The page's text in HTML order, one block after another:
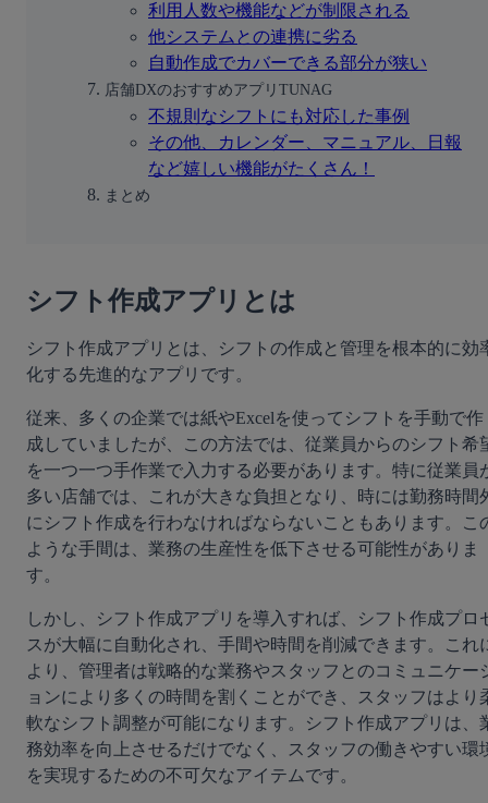
利用人数や機能などが制限される
他システムとの連携に劣る
自動作成でカバーできる部分が狭い
店舗DXのおすすめアプリTUNAG
不規則なシフトにも対応した事例
その他、カレンダー、マニュアル、日報
など嬉しい機能がたくさん！
まとめ
シフト作成アプリとは
シフト作成アプリとは、シフトの作成と管理を根本的に効
化する先進的なアプリです。
従来、多くの企業では紙やExcelを使ってシフトを手動で作
成していましたが、この方法では、従業員からのシフト希
を一つ一つ手作業で入力する必要があります。特に従業員
多い店舗では、これが大きな負担となり、時には勤務時間
にシフト作成を行わなければならないこともあります。こ
ような手間は、業務の生産性を低下させる可能性がありま
す。
しかし、シフト作成アプリを導入すれば、シフト作成プロ
スが大幅に自動化され、手間や時間を削減できます。これ
より、管理者は戦略的な業務やスタッフとのコミュニケー
ョンにより多くの時間を割くことができ、スタッフはより
軟なシフト調整が可能になります。シフト作成アプリは、
務効率を向上させるだけでなく、スタッフの働きやすい環
を実現するための不可欠なアイテムです。